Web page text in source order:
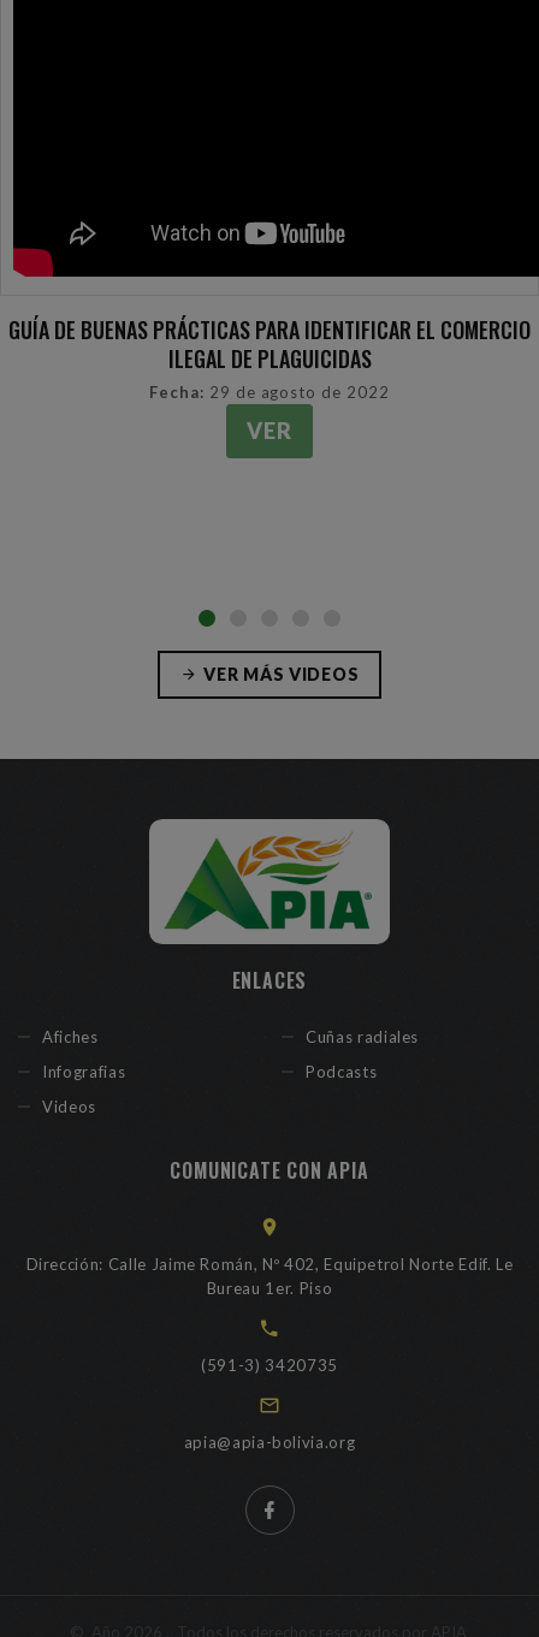
GUÍA DE BUENAS PRÁCTICAS PARA IDENTIFICAR EL COMERCIO
ILEGAL DE PLAGUICIDAS
Fecha: 29 de agosto de 2022
VER
VER MÁS VIDEOS
ENLACES
Afiches
Infografias
Videos
Cuñas radiales
Podcasts
COMUNICATE CON APIA
Dirección: Calle Jaime Román, Nº 402, Equipetrol Norte Edif. Le
Bureau 1er. Piso
(591-3) 3420735
apia@apia-bolivia.org
. Todos los derechos reservados por APIA